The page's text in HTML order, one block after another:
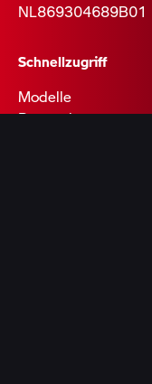
NL869304689B01
Schnellzugriff
Modelle
Bestand